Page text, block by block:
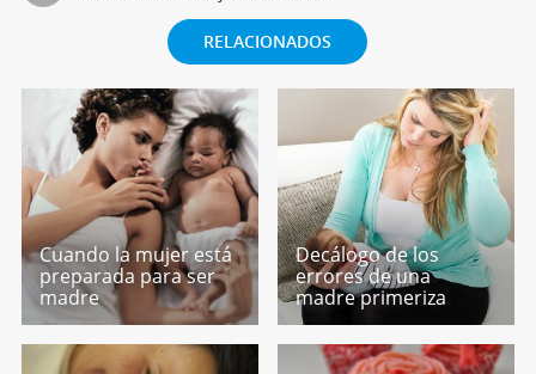
RELACIONADOS
Cuando la mujer está
preparada para ser
madre
Decálogo de los
errores de una
madre primeriza